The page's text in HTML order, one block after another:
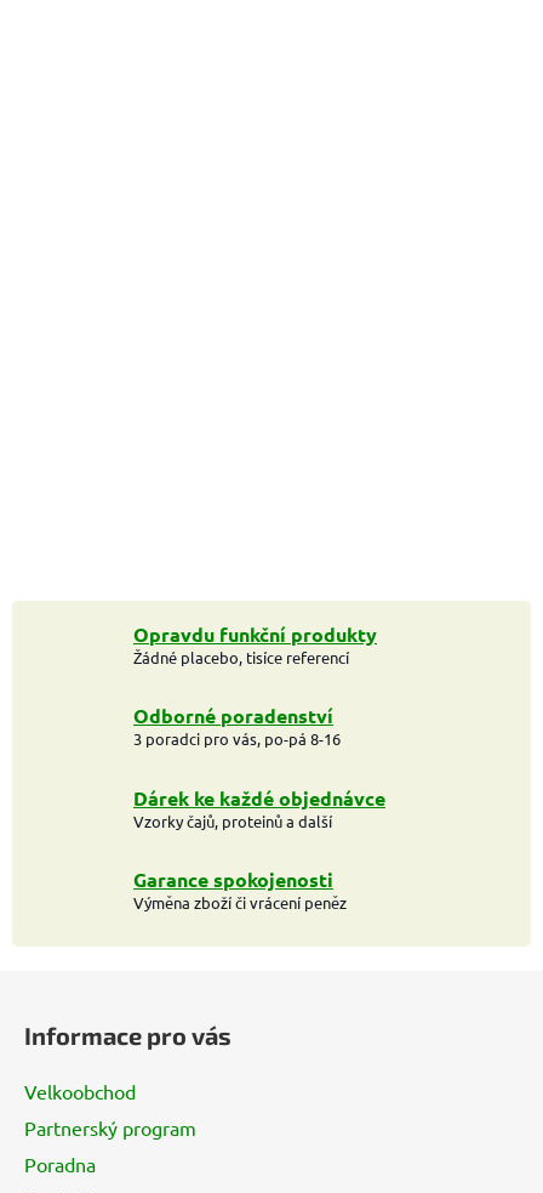
Opravdu funkční produkty
Žádné placebo, tisíce referencí
Odborné poradenství
3 poradci pro vás, po-pá 8-16
Dárek ke každé objednávce
Vzorky čajů, proteinů a další
Garance spokojenosti
Výměna zboží či vrácení peněz
Informace pro vás
Velkoobchod
Partnerský program
Poradna